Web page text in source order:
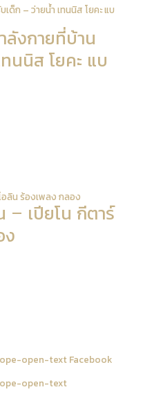
ด็ก – ว่ายน้ำ เทนนิส โยคะ แบ
ลังกายที่บ้าน
นนิส โยคะ แบ
อลิน ร้องเพลง กลอง
– เปียโน กีตาร์
ง
open-textFacebook
open-text